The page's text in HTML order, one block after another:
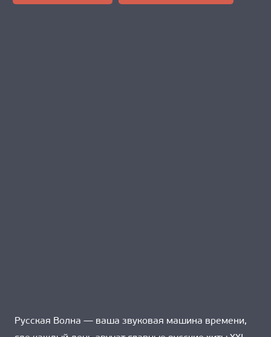
Русская Волна — ваша звуковая машина времени,